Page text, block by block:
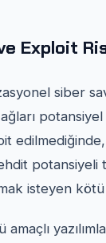
Exploit
siber
potansiyeli
isteyen kötü
amaçlı